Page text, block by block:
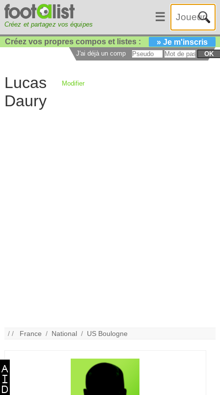
Créez et partagez vos équipes
☰
Créez vos propres compos et listes : » Je m'inscris
J'ai déjà un compte : OK
Lucas
Daury
Modifier
/ / France / National / US Boulogne